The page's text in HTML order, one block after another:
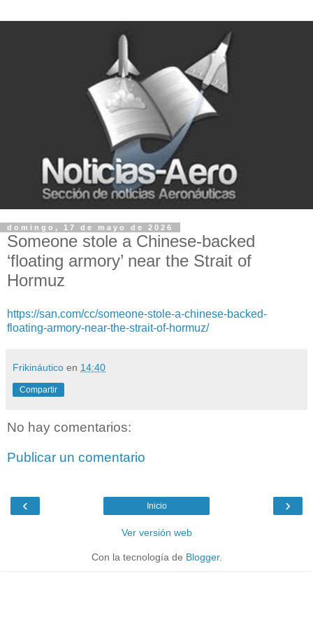
domingo, 17 de mayo de 2026
Someone stole a Chinese-backed
‘floating armory’ near the Strait of
Hormuz
https://san.com/cc/someone-stole-a-chinese-backed-
floating-armory-near-the-strait-of-hormuz/
Frikináutico en 14:40
Compartir
No hay comentarios:
Publicar un comentario
‹ ›
Inicio
Ver versión web
Con la tecnología de Blogger.